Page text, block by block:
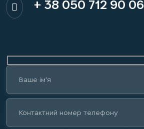
+ 38 050 712 90 06